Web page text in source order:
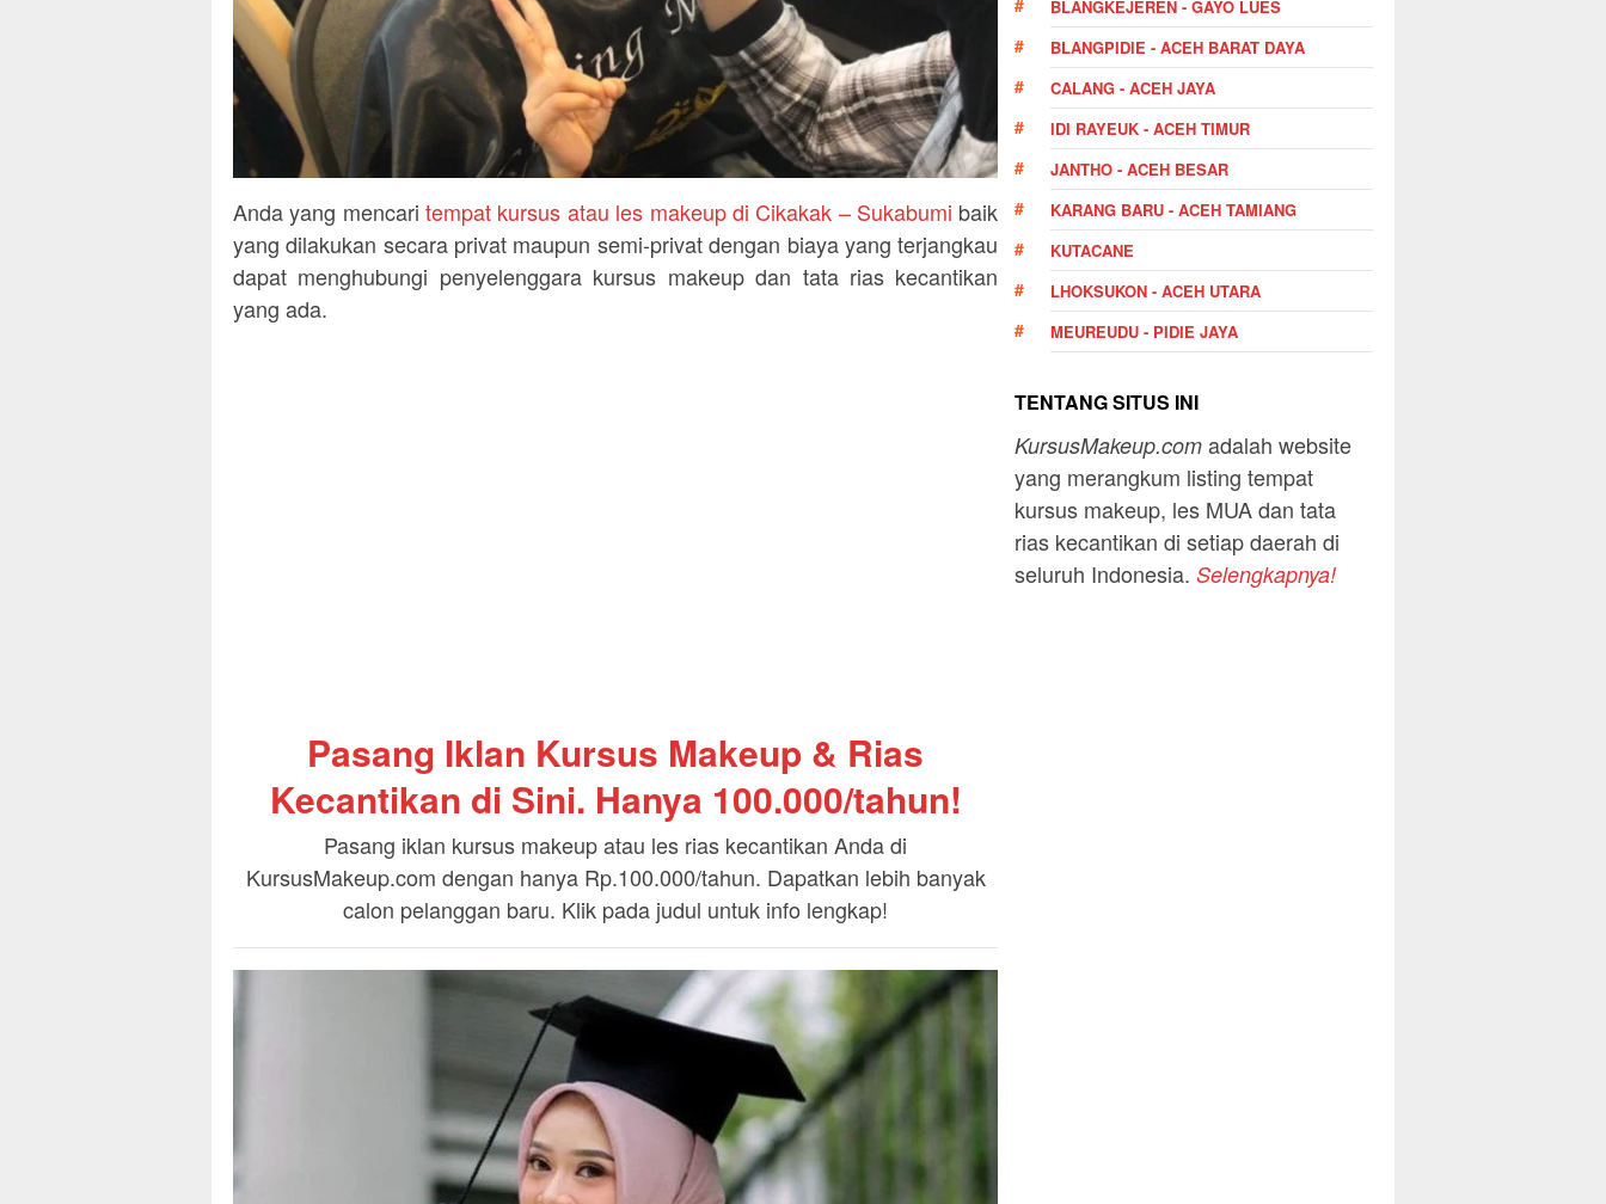
Anda yang mencaritempat kursus atau les makeup di Cikakak – Sukabumi baik
yang dilakukan secara privat maupun semi-privat dengan biaya yang terjangkau
dapat menghubungi penyelenggara kursus makeup dan tata rias kecantikan
yang ada.
Pasang Iklan Kursus Makeup & Rias
Kecantikan di Sini. Hanya 100.000/tahun!
Pasang iklan kursus makeup atau les rias kecantikan Anda di
KursusMakeup.com dengan hanya Rp.100.000/tahun. Dapatkan lebih banyak
calon pelanggan baru. Klik pada judul untuk info lengkap!
BLANGKEJEREN - GAYO LUES
BLANGPIDIE - ACEH BARAT DAYA
CALANG - ACEH JAYA
IDI RAYEUK - ACEH TIMUR
JANTHO - ACEH BESAR
KARANG BARU - ACEH TAMIANG
KUTACANE
LHOKSUKON - ACEH UTARA
MEUREUDU - PIDIE JAYA
TENTANG SITUS INI
KursusMakeup.com adalah website
yang merangkum listing tempat
kursus makeup, les MUA dan tata
rias kecantikan di setiap daerah di
seluruh Indonesia.Selengkapnya!